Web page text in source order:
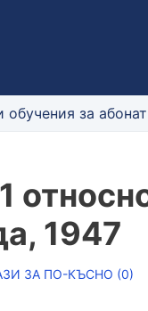
обучения за
1947
ЗА ПО-КЪСНО (0)